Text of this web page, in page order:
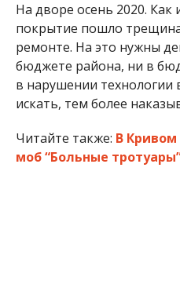
На дворе осень 2020. Как
покрытие пошло
ремонте. На это нужны
бюджете района, ни в
в нарушении технологии
искать, тем более
Читайте также: В
моб “Больные